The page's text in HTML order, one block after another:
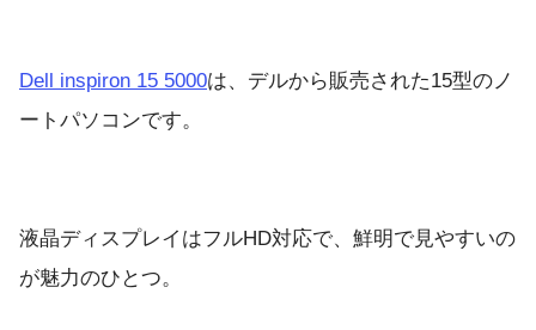
Dell inspiron 15 5000は、デルから販売された15型のノ
ートパソコンです。
液晶ディスプレイはフルHD対応で、鮮明で見やすいの
が魅力のひとつ。